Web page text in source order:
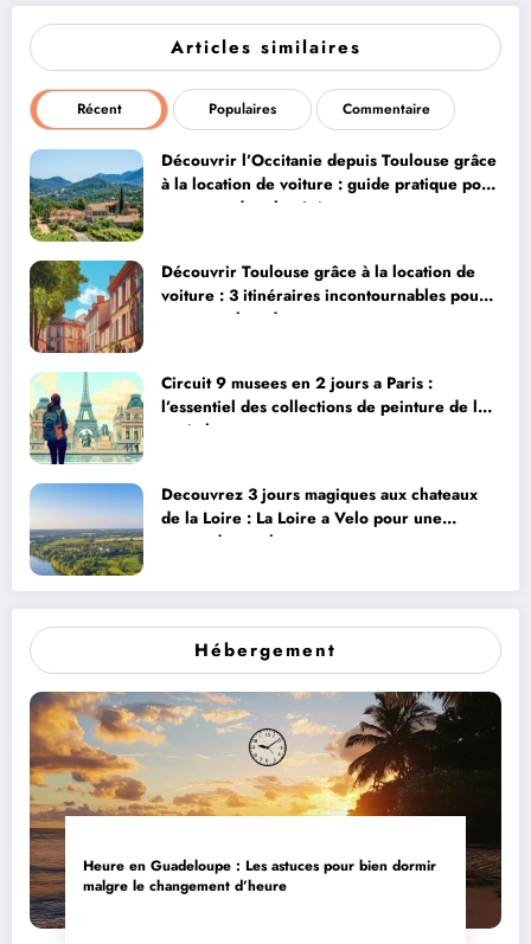
Articles similaires
Récent Populaires Commentaire
Découvrir l’Occitanie depuis Toulouse grâce
à la location de voiture : guide pratique pour
rayonner dans la région rose
Découvrir Toulouse grâce à la location de
voiture : 3 itinéraires incontournables pour
votre week-end
Circuit 9 musees en 2 jours a Paris :
l’essentiel des collections de peinture de la
capitale
Decouvrez 3 jours magiques aux chateaux
de la Loire : La Loire a Velo pour une
escapade royale
Hébergement
Heure en Guadeloupe : Les astuces pour bien dormir
malgre le changement d’heure